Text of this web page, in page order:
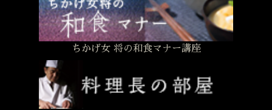
ちかげ女 将の和食マナー講座